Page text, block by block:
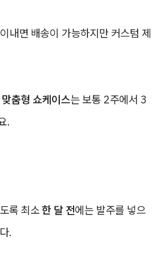
이내면 배송이 가능하지만 커스텀 제
맞춤형 쇼케이스는 보통 2주에서 3
.
록 최소한 달 전에는 발주를 넣으
.